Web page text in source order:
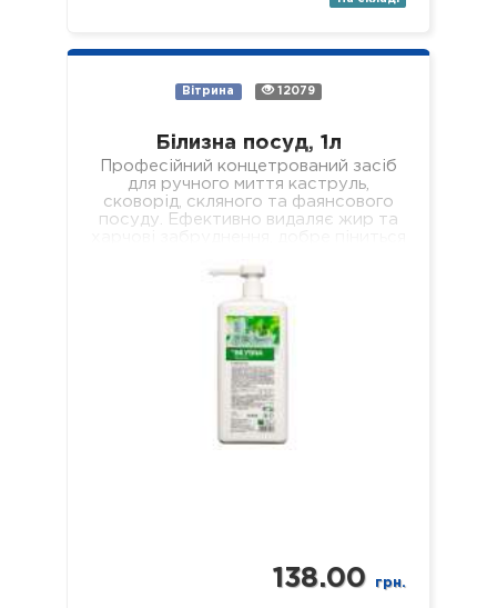
Вітрина 12079
Білизна посуд, 1л
Професійний концетрований засіб
для ручного миття каструль,
сковорід, скляного та фаянсового
посуду. Ефективно видаляє жир та
мильної…
138.00 грн.